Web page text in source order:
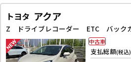
トヨタ アクア
支払総額(税込)
中古車